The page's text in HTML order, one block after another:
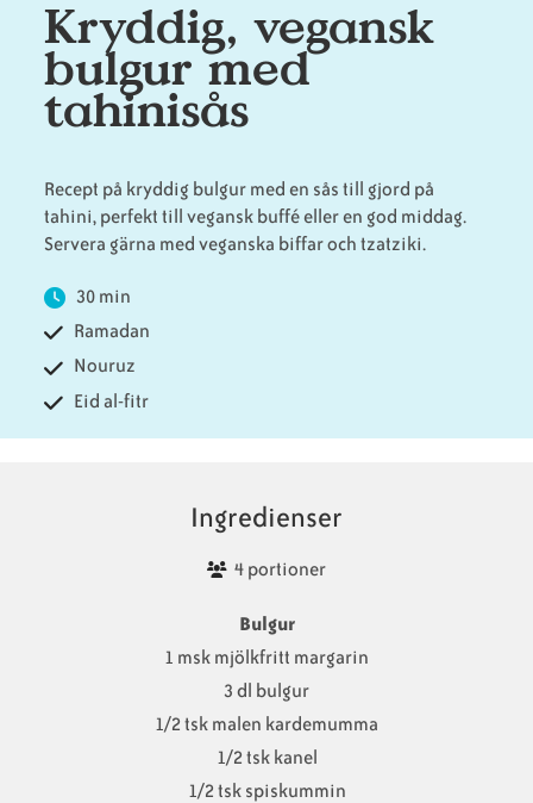
Animaliska
ingredienser
Veganska
konsumentlistor
Vanliga
Veganska
substitut
Veganska
certifieringar
Kryddig, vegansk
bulgur med
tahinisås
Recept på kryddig bulgur med en sås till gjord på
tahini, perfekt till vegansk buffé eller en god middag.
Servera gärna med veganska biffar och tzatziki.
30 min
Ramadan
Nouruz
Eid al-fitr
Ingredienser
4 portioner
Bulgur
1 msk mjölkfritt margarin
3 dl bulgur
1/2 tsk malen kardemumma
1/2 tsk kanel
1/2 tsk spiskummin